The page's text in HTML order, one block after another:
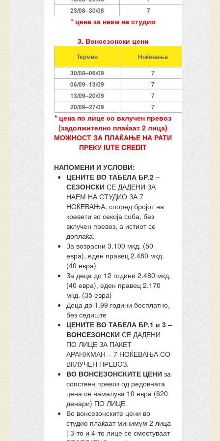
23/08–30/08 7
* цена за наем на студио
3. Вонсезонски цени
Термин Ноќевања
30/08–06/09 7
06/09–13/09 7
13/09–20/09 7
20/09–27/09 7
* цена по лице со вклучен превоз
(задолжително плаќаат 2 лица)
МОЖНОСТ ЗА ПЛАЌАЊЕ НА РАТИ
ПРЕКУ IUTE CREDIT
НАПОМЕНИ И УСЛОВИ:
ЦЕНИТЕ ВО ТАБЕЛА БР.2 –
СЕЗОНСКИ СЕ ДАДЕНИ ЗА
НАЕМ НА СТУДИО ЗА 7
НОЌЕВАЊА, според бројот на
кревети во секоја соба, без
вклучен превоз, а истиот се
доплаќа:
За возрасни 3.100 мкд. (50
евра), еден правец 2.480 мкд.
(40 евра)
За деца до 12 години 2.480 мкд.
(40 евра), еден правец 2.170
мкд. (35 евра)
Деца до 1,99 години бесплатно,
без седиште
ЦЕНИТЕ ВО ТАБЕЛА БР.1 и 3 –
ВОНСЕЗОНСКИ СЕ ДАДЕНИ
ПО ЛИЦЕ ЗА ПАКЕТ
АРАНЖМАН – 7 НОЌЕВАЊА СО
ВКЛУЧЕН ПРЕВОЗ.
ВО ВОНСЕЗОНСКИТЕ ЦЕНИ за
сопствен превоз од редовната
цена се намалува 10 евра (620
денари) ПО ЛИЦЕ.
Во вонсезонските цени во
студио плаќаат минимум 2 лица
| 3-то и 4-то лице се сместуваат